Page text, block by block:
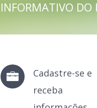
INFORMATIVO DO
Cadastre-se e
receba